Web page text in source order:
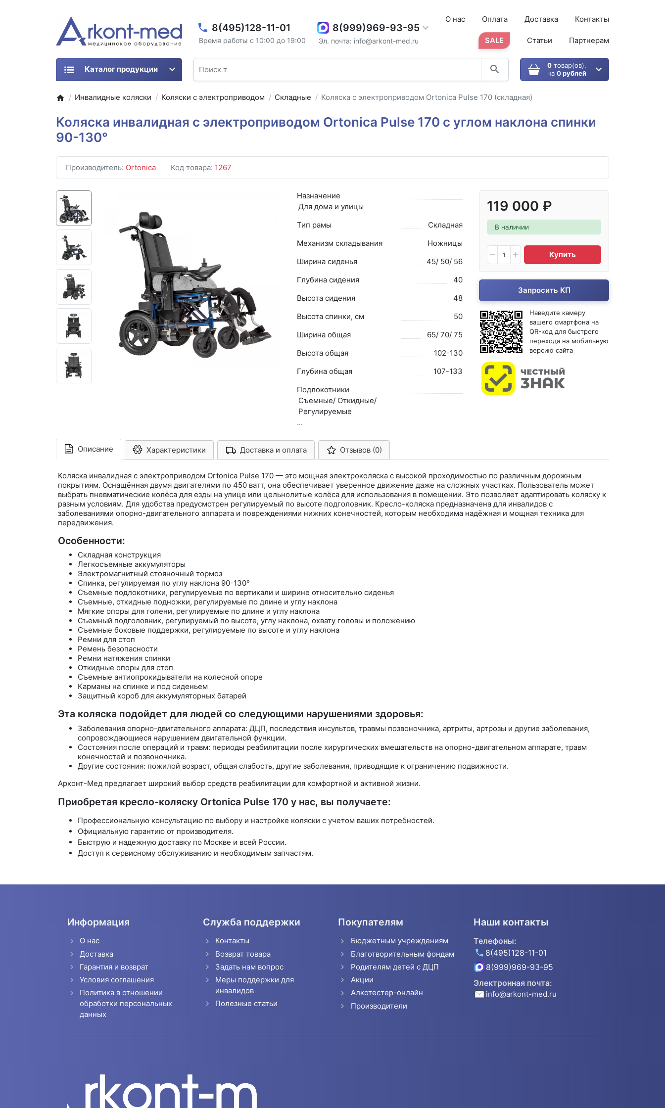
8(495)128-11-01
Время работы с 10:00 до 19:00
8(999)969-93-95
Эл. почта: info@arkont-med.ru
О нас Оплата Доставка Контакты
SALE Статьи Партнерам
0товар(ов),
на 0 рублей
Каталог продукции
Инвалидные коляски Коляски с электроприводом Складные Коляска с электроприводом Ortonica Pulse 170 (складная)
Коляска инвалидная с электроприводом Ortonica Pulse 170 с углом наклона спинки
90-130°
Производитель: Ortonica Код товара: 1267
119 000 ₽
В наличии
Купить
Запросить КП
Наведите камеру
вашего смартфона на
QR-код для быстрого
перехода на мобильную
версию сайта
Назначение
Для дома и улицы
Тип рамы
Складная
Механизм складывания
Ножницы
Ширина сиденья
45/ 50/ 56
Глубина сидения
40
Высота сидения
48
Высота спинки, см
50
Ширина общая
65/ 70/ 75
Высота общая
102-130
Глубина общая
107-133
Подлокотники
Съемные/ Откидные/
Регулируемые
...
Описание Характеристики Арконт-Мед Доставка и оплата Отзывов (0)
Коляска инвалидная с электроприводом Ortonica Pulse 170 — это мощная электроколяска с высокой проходимостью по различным дорожным
покрытиям. Оснащённая двумя двигателями по 450 ватт, она обеспечивает уверенное движение даже на сложных участках. Пользователь может
выбрать пневматические колёса для езды на улице или цельнолитые колёса для использования в помещении. Это позволяет адаптировать коляску к
разным условиям. Для удобства предусмотрен регулируемый по высоте подголовник. Кресло-коляска предназначена для инвалидов с
заболеваниями опорно-двигательного аппарата и повреждениями нижних конечностей, которым необходима надёжная и мощная техника для
передвижения.
Особенности:
Складная конструкция
Легкосъемные аккумуляторы
Электромагнитный стояночный тормоз
Спинка, регулируемая по углу наклона 90-130°
Съемные подлокотники, регулируемые по вертикали и ширине относительно сиденья
Съемные, откидные подножки, регулируемые по длине и углу наклона
Мягкие опоры для голени, регулируемые по длине и углу наклона
Съемный подголовник, регулируемый по высоте, углу наклона, охвату головы и положению
Съемные боковые поддержки, регулируемые по высоте и углу наклона
Ремни для стоп
Ремень безопасности
Ремни натяжения спинки
Откидные опоры для стоп
Съемные антиопрокидыватели на колесной опоре
Карманы на спинке и под сиденьем
Защитный короб для аккумуляторных батарей
Эта коляска подойдет для людей со следующими нарушениями здоровья:
Заболевания опорно-двигательного аппарата: ДЦП, последствия инсультов, травмы позвоночника, артриты, артрозы и другие заболевания,
сопровождающиеся нарушением двигательной функции.
Состояния после операций и травм: периоды реабилитации после хирургических вмешательств на опорно-двигательном аппарате, травм
конечностей и позвоночника.
Другие состояния: пожилой возраст, общая слабость, другие заболевания, приводящие к ограничению подвижности.
Арконт-Мед предлагает широкий выбор средств реабилитации для комфортной и активной жизни.
Приобретая кресло-коляску Ortonica Pulse 170 у нас, вы получаете:
Профессиональную консультацию по выбору и настройке коляски с учетом ваших потребностей.
Официальную гарантию от производителя.
Быструю и надежную доставку по Москве и всей России.
Доступ к сервисному обслуживанию и необходимым запчастям.
Информация
О нас
Доставка
Гарантия и возврат
Условия соглашения
Политика в отношении
обработки персональных
данных
Служба поддержки
Контакты
Возврат товара
Задать нам вопрос
Меры поддержки для
инвалидов
Полезные статьи
Покупателям
Бюджетным учреждениям
Благотворительным фондам
Родителям детей с ДЦП
Акции
Алкотестер-онлайн
Производители
Наши контакты
Телефоны:
8(495)128-11-01
8(999)969-93-95
Электронная почта:
info@arkont-med.ru